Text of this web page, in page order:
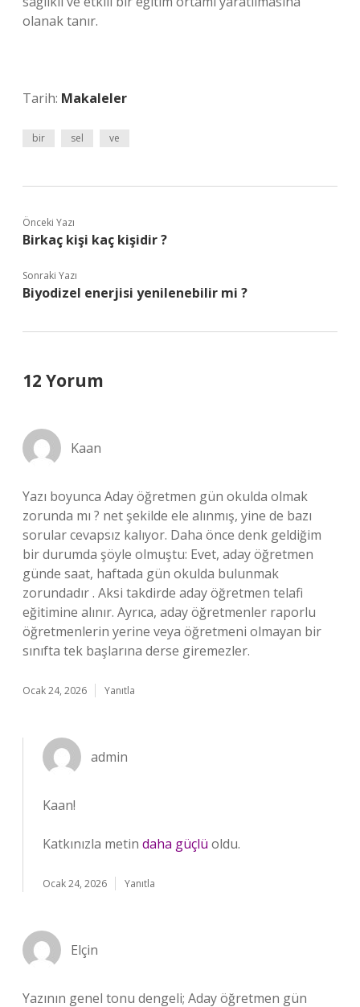
olanak tanır.
Tarih: Makaleler
bir sel ve
Önceki Yazı
Birkaç kişi kaç kişidir ?
Sonraki Yazı
Biyodizel enerjisi yenilenebilir mi ?
12 Yorum
Kaan
Yazı boyunca Aday öğretmen gün okulda olmak
zorunda mı ? net şekilde ele alınmış, yine de bazı
sorular cevapsız kalıyor. Daha önce denk geldiğim
bir durumda şöyle olmuştu: Evet, aday öğretmen
günde saat, haftada gün okulda bulunmak
zorundadır . Aksi takdirde aday öğretmen telafi
eğitimine alınır. Ayrıca, aday öğretmenler raporlu
öğretmenlerin yerine veya öğretmeni olmayan bir
sınıfta tek başlarına derse giremezler.
Ocak 24, 2026 Yanıtla
admin
Kaan!
Katkınızla metin daha güçlü oldu.
Ocak 24, 2026 Yanıtla
Elçin
Yazının genel tonu dengeli; Aday öğretmen gün